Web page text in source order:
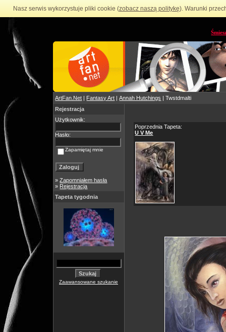
Nasz serwis wykorzystuje pliki cookie (zobacz naszą politykę). Warunki
ArtFan.Net | Fantasy Art |Annah Hutchings | Twstdmalti
Rejestracja
Użytkownik:
Hasło:
Zapamiętaj mnie
»Zapomniałem hasła
» Rejestracja
Tapeta tygodnia
Zaawansowane szukanie
Poprzednia Tapeta:
U V Me